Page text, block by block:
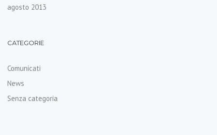
agosto 2013
CATEGORIE
Comunicati
News
Senza categoria